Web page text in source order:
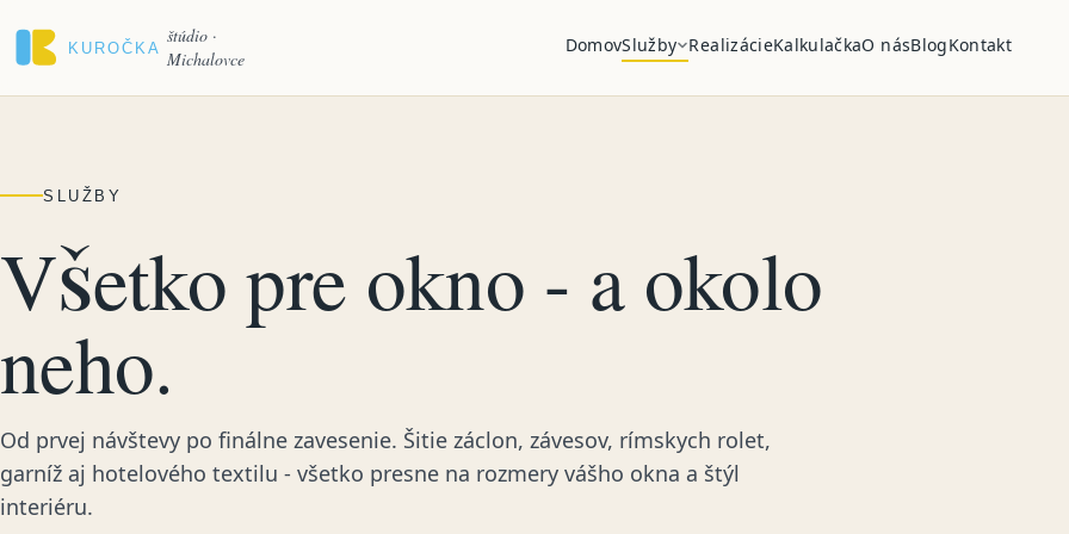
štúdio ·
Michalovce
DomovSlužby RealizácieKalkulačkaO násBlogKontakt
SLUŽBY
Všetko pre okno - a okolo
neho.
Od prvej návštevy po finálne zavesenie. Šitie záclon, závesov, rímskych rolet,
garníž aj hotelového textilu - všetko presne na rozmery vášho okna a štýl
interiéru.